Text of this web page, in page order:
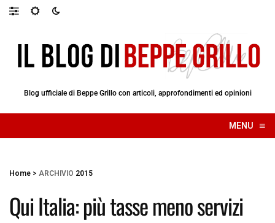
Blog ufficiale di Beppe Grillo con articoli, approfondimenti ed opinioni
MENU ≡
☰
Home > ARCHIVIO 2015
Qui Italia: più tasse meno servizi